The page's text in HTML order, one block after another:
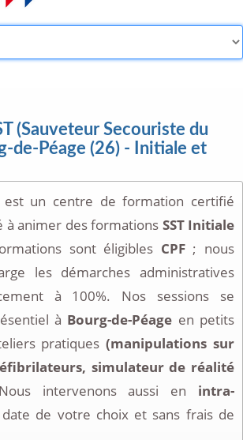
(Sauveteur Secouriste du
de-Péage (26) - Initiale et
est un centre de formation certifié
à animer des formations SST Initiale
sont éligibles CPF; nous
les démarches administratives
à 100%. Nos sessions se
à Bourg-de-Péage en petits
pratiques(manipulations sur
simulateur de réalité
intervenons aussi en intra-
de votre choix et sans frais de